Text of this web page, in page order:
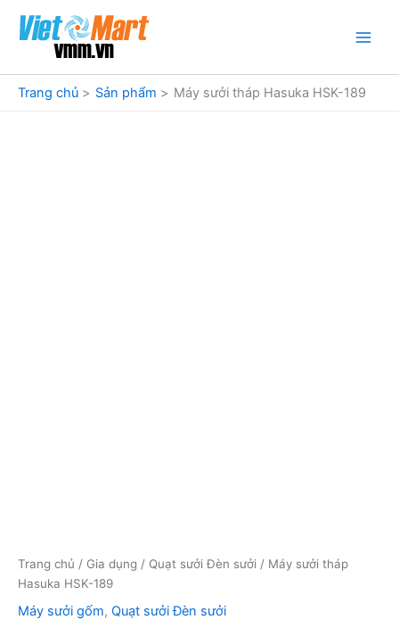
dung
Trang chủ
Sản phẩm Máy sưởi tháp Hasuka HSK-189
Trang chủ / Gia dụng / Quạt sưởi Đèn sưởi / Máy sưởi tháp
Hasuka HSK-189
Máy sưởi gốm, Quạt sưởi Đèn sưởi